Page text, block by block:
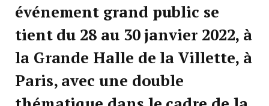
événement grand public se
tient du 28 au 30 janvier 2022, à
la Grande Halle de la Villette, à
Paris, avec une double